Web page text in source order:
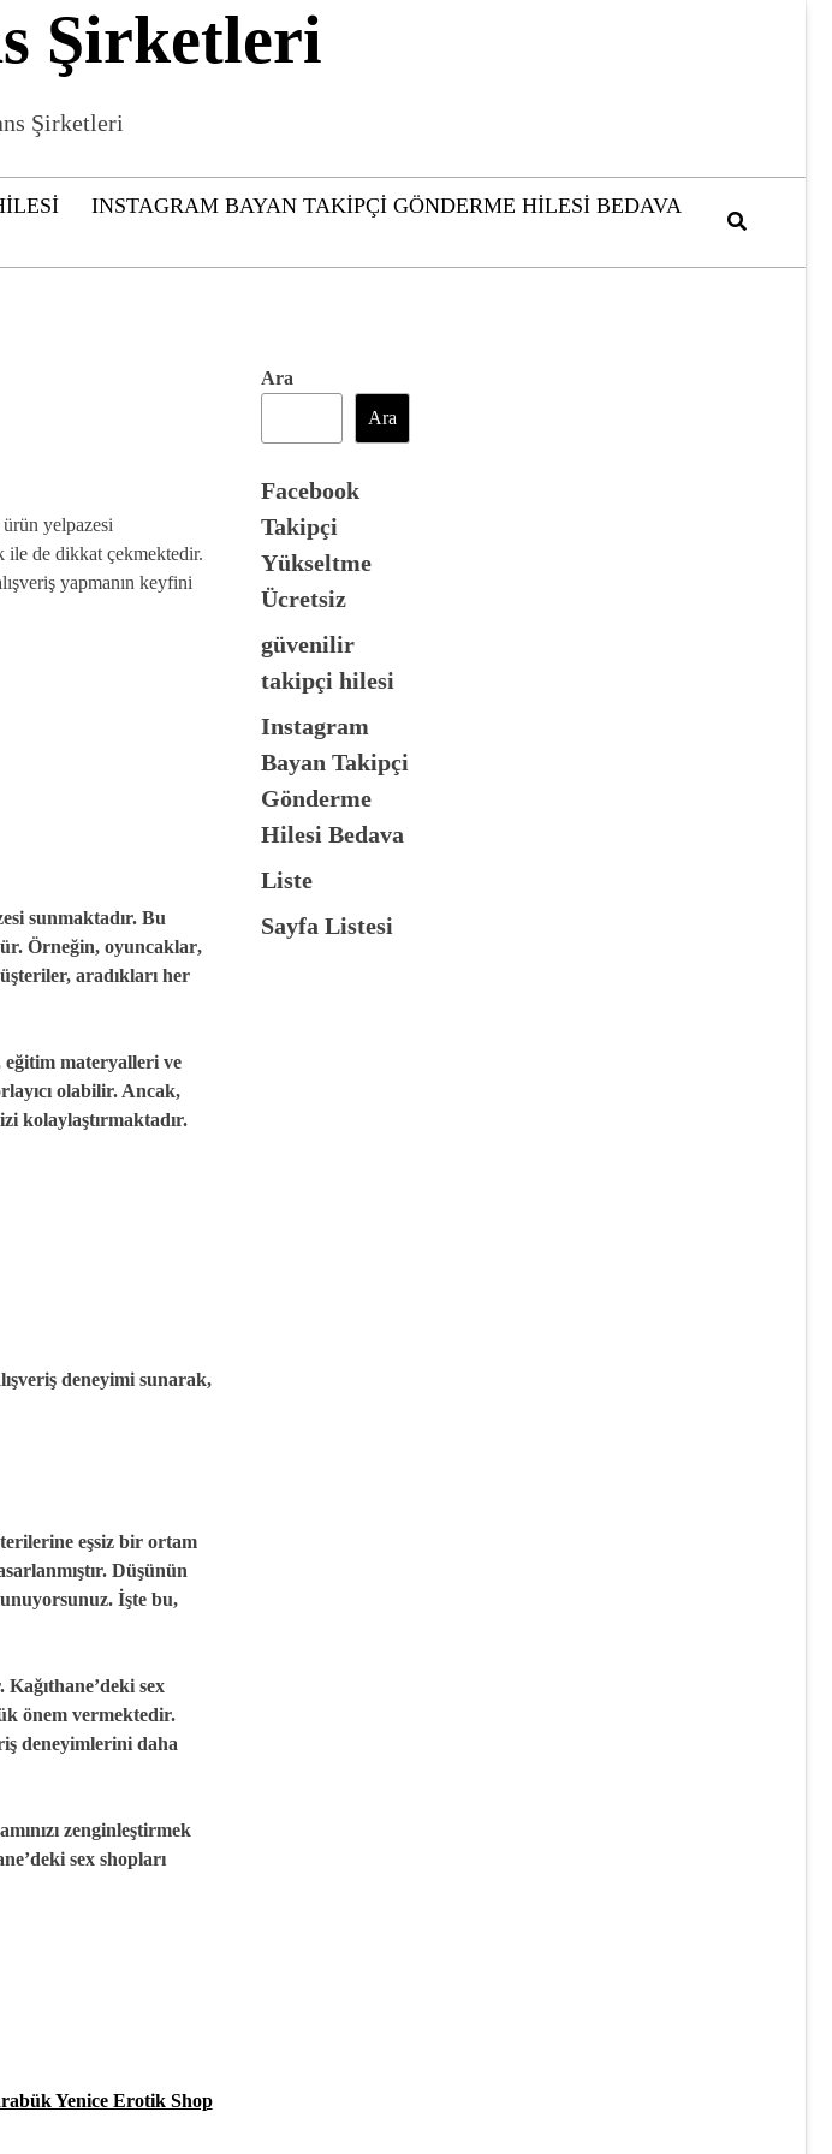
Şirketleri
Şirketleri
INSTAGRAM BAYAN TAKIPÇI GÖNDERME HILESI BEDAVA
yelpazesi
ile de dikkat çekmektedir.
yapmanın keyfini
sunmaktadır. Bu
Örneğin, oyuncaklar,
aradıkları her
eğitim materyalleri ve
olabilir. Ancak,
kolaylaştırmaktadır.
deneyimi sunarak,
eşsiz bir ortam
Düşünün
İşte bu,
Kağıthane’deki sex
önem vermektedir.
deneyimlerini daha
zenginleştirmek
sex shopları
Yenice Erotik Shop
Ara
Ara
Facebook
Takipçi
Yükseltme
Ücretsiz
güvenilir
takipçi hilesi
Instagram
Bayan Takipçi
Gönderme
Hilesi Bedava
Liste
Sayfa Listesi